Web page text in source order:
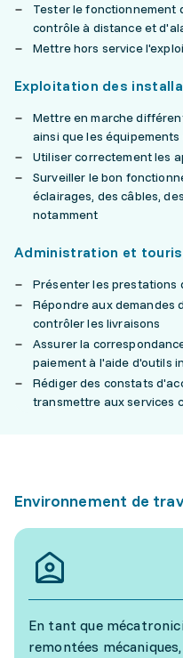
Tester le fonctionnement
contrôle à distance et
Mettre hors service
Exploitation des
Mettre en marche
ainsi que les
Utiliser correctement les
Surveiller le bon
éclairages, des câbles,
notamment
Administration et
Présenter les prestations
Répondre aux demandes
contrôler les livraisons
Assurer la
paiement à l'aide d'outils
Rédiger des constats
transmettre aux services
Environnement de
En tant que
remontées